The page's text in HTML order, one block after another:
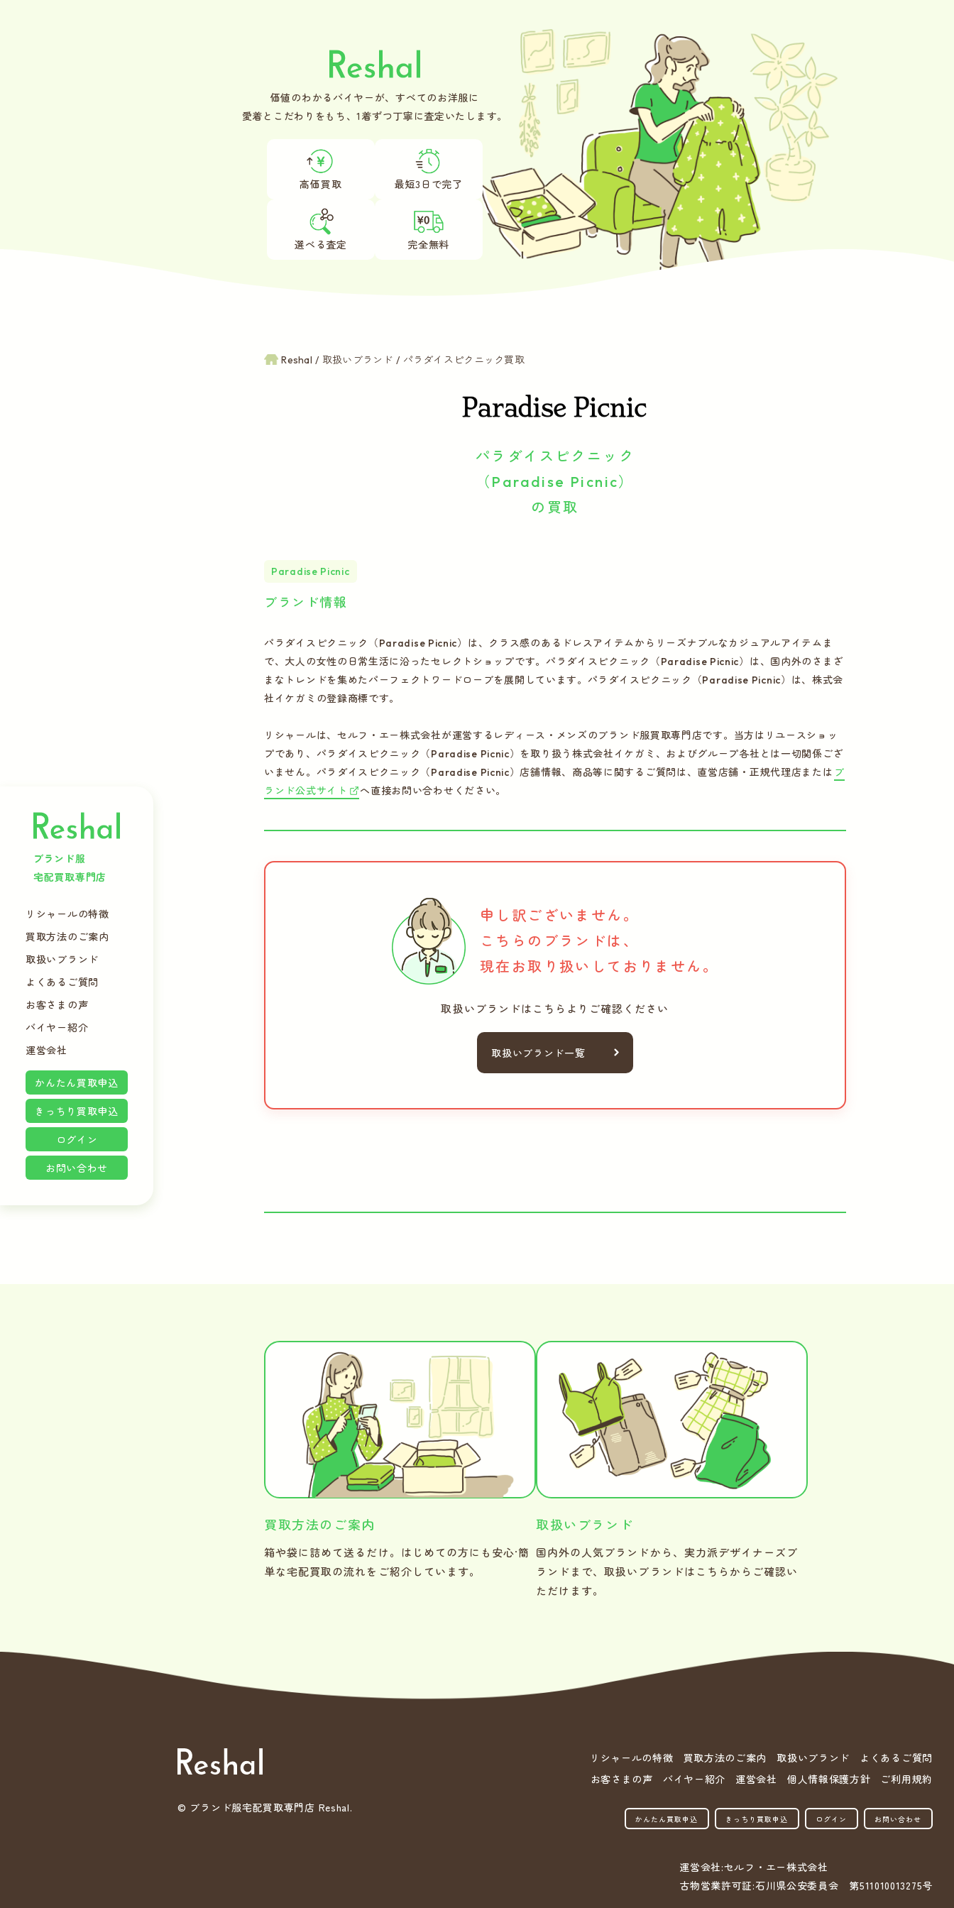
ブランド服
宅配買取専門店
リシャールの特徴
買取方法のご案内
取扱いブランド
よくあるご質問
お客さまの声
バイヤー紹介
運営会社
かんたん買取申込
きっちり買取申込
ログイン
お問い合わせ
価値のわかるバイヤーが、すべてのお洋服に
愛着とこだわりをもち、1着ずつ丁寧に査定いたします。
高価買取 最短3日で完了
選べる査定 完全無料
Reshal 取扱いブランド パラダイスピクニック買取
パラダイスピクニック
（Paradise Picnic）
の買取
Paradise Picnic
ブランド情報
パラダイスピクニック（Paradise Picnic）は、クラス感のあるドレスアイテムからリーズナブルなカジュアルアイテムま
で、大人の女性の日常生活に沿ったセレクトショップです。パラダイスピクニック（Paradise Picnic）は、国内外のさまざ
まなトレンドを集めたパーフェクトワードローブを展開しています。パラダイスピクニック（Paradise Picnic）は、株式会
社イケガミの登録商標です。
リシャールは、セルフ・エー株式会社が運営するレディース・メンズのブランド服買取専門店です。当方はリユースショッ
プであり、パラダイスピクニック（Paradise Picnic）を取り扱う株式会社イケガミ、およびグループ各社とは一切関係ござ
いません。パラダイスピクニック（Paradise Picnic）店舗情報、商品等に関するご質問は、直営店舗・正規代理店または ブ
ランド公式サイト
へ直接お問い合わせください。
申し訳ございません。
こちらのブランドは、
現在お取り扱いしておりません。
取扱いブランドは こちらよりご確認ください
取扱いブランド一覧
買取方法のご案内
箱や袋に詰めて送るだけ。はじめての方にも安心·簡
単な宅配買取の流れをご紹介しています。
取扱いブランド
国内外の人気ブランドから、実力派デザイナーズブ
ランドまで、取扱いブランドはこちらからご確認い
ただけます。
© ブランド服宅配買取専門店 Reshal.
リシャールの特徴 買取方法のご案内 取扱いブランド
よくあるご質問
お客さまの声
バイヤー紹介 運営会社 個人情報保護方針 ご利用規約
かんたん買取申込 きっちり買取申込 ログイン お問い合わせ
運営会社:セルフ・エー株式会社
古物営業許可証:石川県公安委員会 第511010013275号